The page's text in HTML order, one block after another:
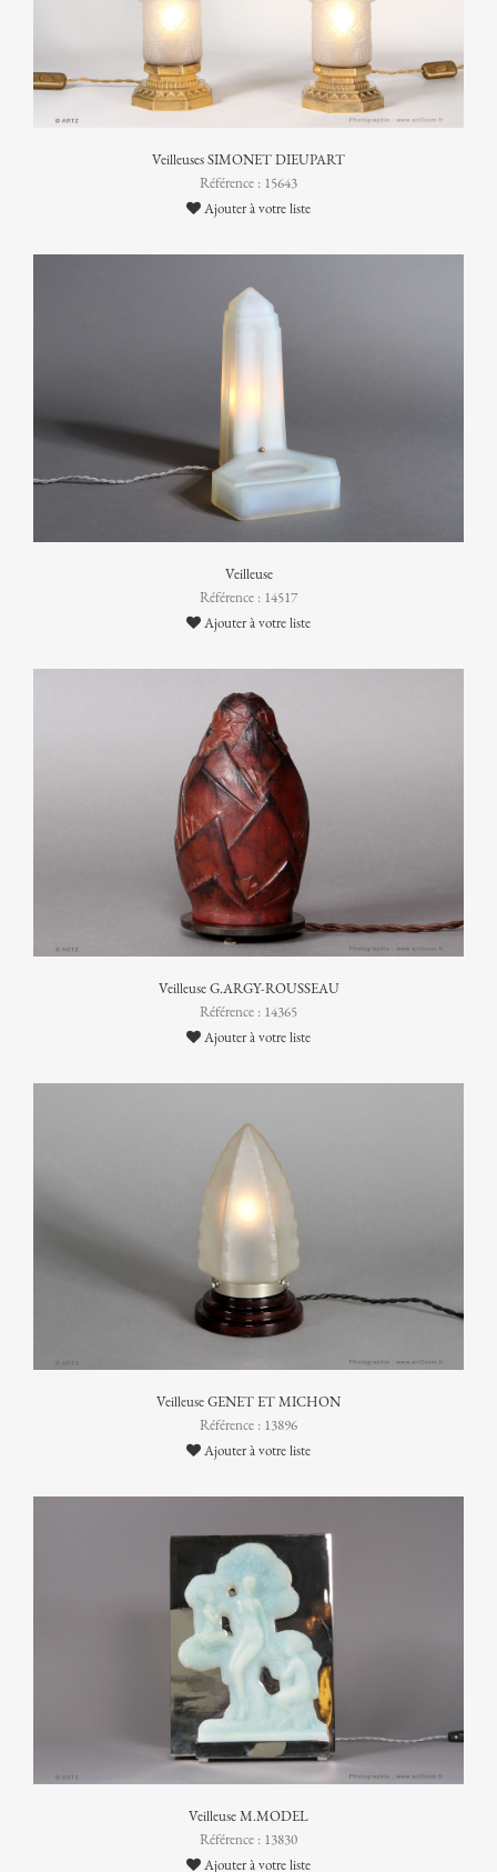
Veilleuses SIMONET DIEUPART
Référence : 15643
Ajouter à votre liste
Veilleuse
Référence : 14517
Ajouter à votre liste
Veilleuse G.ARGY-ROUSSEAU
Référence : 14365
Ajouter à votre liste
Veilleuse GENET ET MICHON
Référence : 13896
Ajouter à votre liste
Veilleuse M.MODEL
Référence : 13830
Ajouter à votre liste